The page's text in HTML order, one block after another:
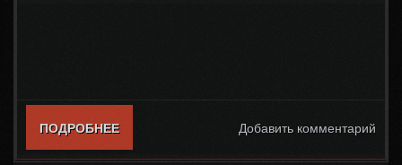
ПОДРОБНЕЕО RUST БИНОКЛЬ Добавить комментарий